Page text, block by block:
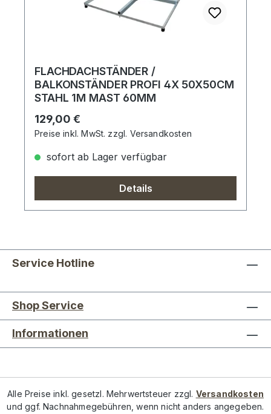
FLACHDACHSTÄNDER /
BALKONSTÄNDER PROFI 4X 50X50CM
STAHL 1M MAST 60MM
Regulärer Preis:
129,00 €
Preise inkl. MwSt. zzgl. Versandkosten
sofort ab Lager verfügbar
Details
Service Hotline
Shop Service
Informationen
Alle Preise inkl. gesetzl. Mehrwertsteuer zzgl. Versandkosten
und ggf. Nachnahmegebühren, wenn nicht anders angegeben.